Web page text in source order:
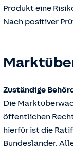
Produkt eine
Nach positiver
Zuständige
Die
öffentlichen
hierfür ist die
Bundesländer.